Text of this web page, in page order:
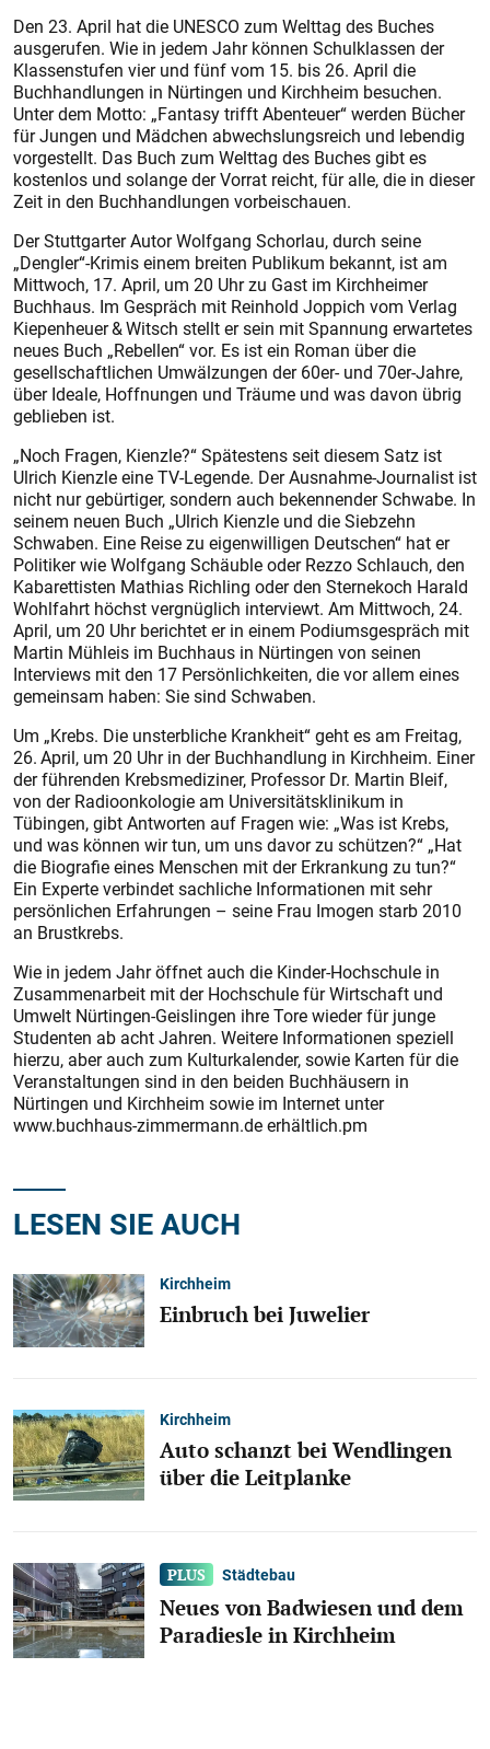
Den 23. April hat die UNESCO zum Welttag des Buches
ausgerufen. Wie in jedem Jahr können Schulklassen der
Klassenstufen vier und fünf vom 15. bis 26. April die
Buchhandlungen in Nürtingen und Kirchheim besuchen.
Unter dem Motto: „Fantasy trifft Abenteuer“ werden Bücher
für Jungen und Mädchen abwechslungsreich und lebendig
vorgestellt. Das Buch zum Welttag des Buches gibt es
kostenlos und solange der Vorrat reicht, für alle, die in dieser
Zeit in den Buchhandlungen vorbeischauen.
Der Stuttgarter Autor Wolfgang Schorlau, durch seine
„Dengler“-Krimis einem breiten Publikum bekannt, ist am
Mittwoch, 17. April, um 20 Uhr zu Gast im Kirchheimer
Buchhaus. Im Gespräch mit Reinhold Joppich vom Verlag
Kiepenheuer & Witsch stellt er sein mit Spannung erwartetes
neues Buch „Rebellen“ vor. Es ist ein Roman über die
gesellschaftlichen Umwälzungen der 60er- und 70er-Jahre,
über Ideale, Hoffnungen und Träume und was davon übrig
geblieben ist.
„Noch Fragen, Kienzle?“ Spätestens seit diesem Satz ist
Ulrich Kienzle eine TV-Legende. Der Ausnahme-Journalist ist
nicht nur gebürtiger, sondern auch bekennender Schwabe. In
seinem neuen Buch „Ulrich Kienzle und die Siebzehn
Schwaben. Eine Reise zu eigenwilligen Deutschen“ hat er
Politiker wie Wolfgang Schäuble oder Rezzo Schlauch, den
Kabarettisten Mathias Richling oder den Sternekoch Harald
Wohlfahrt höchst vergnüglich interviewt. Am Mittwoch, 24.
April, um 20 Uhr berichtet er in einem Podiumsgespräch mit
Martin Mühleis im Buchhaus in Nürtingen von seinen
Interviews mit den 17 Persönlichkeiten, die vor allem eines
gemeinsam haben: Sie sind Schwaben.
Um „Krebs. Die unsterbliche Krankheit“ geht es am Freitag,
26. April, um 20 Uhr in der Buchhandlung in Kirchheim. Einer
der führenden Krebsmediziner, Professor Dr. Martin Bleif,
von der Radioonkologie am Universitätsklinikum in
Tübingen, gibt Antworten auf Fragen wie: „Was ist Krebs,
und was können wir tun, um uns davor zu schützen?“ „Hat
die Biografie eines Menschen mit der Erkrankung zu tun?“
Ein Experte verbindet sachliche Informationen mit sehr
persönlichen Erfahrungen – seine Frau Imogen starb 2010
an Brustkrebs.
Wie in jedem Jahr öffnet auch die Kinder-Hochschule in
Zusammenarbeit mit der Hochschule für Wirtschaft und
Umwelt Nürtingen-Geislingen ihre Tore wieder für junge
Studenten ab acht Jahren. Weitere Informationen speziell
hierzu, aber auch zum Kulturkalender, sowie Karten für die
Veranstaltungen sind in den beiden Buchhäusern in
Nürtingen und Kirchheim sowie im Internet unter
www.buchhaus-zimmermann.de erhältlich.pm
LESEN SIE AUCH
Kirchheim
Einbruch bei Juwelier
Kirchheim
Auto schanzt bei Wendlingen
über die Leitplanke
Städtebau
Neues von Badwiesen und dem
Paradiesle in Kirchheim